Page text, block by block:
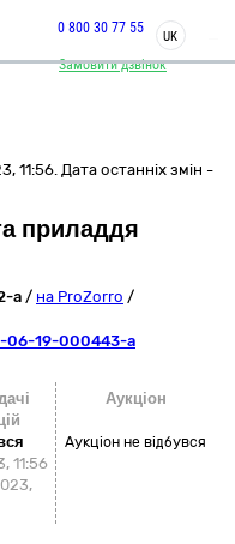
Замовити дзвінок
0 800 30 77 55
UK
Дата останніх змін -
приладдя
a / на ProZorro /
06-19-000443-a
11:56
Аукціон
Аукціон не відбувся